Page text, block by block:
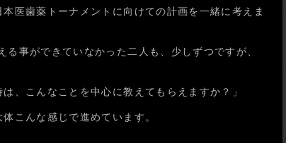
医歯薬トーナメントに向けての計画を一緒に考えま
事ができていなかった二人も、少しずつですが、
、こんなことを中心に教えてもらえますか？」
こんな感じで進めています。